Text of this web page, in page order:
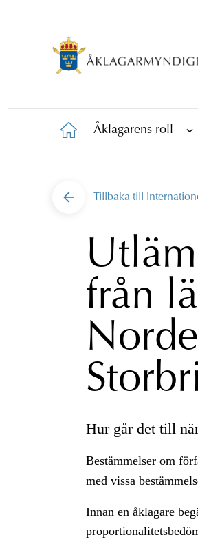
Åklagarens roll
Tillbaka till
från
Hur går det till
Bestämmelser om
med vissa
Innan en åklagare